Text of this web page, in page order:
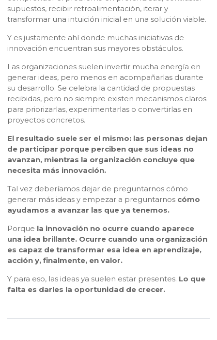
supuestos, recibir retroalimentación, iterar y
transformar una intuición inicial en una solución viable.
Y es justamente ahí donde muchas iniciativas de
innovación encuentran sus mayores obstáculos.
Las organizaciones suelen invertir mucha energía en
generar ideas, pero menos en acompañarlas durante
su desarrollo. Se celebra la cantidad de propuestas
recibidas, pero no siempre existen mecanismos claros
para priorizarlas, experimentarlas o convertirlas en
proyectos concretos.
El resultado suele ser el mismo: las personas dejan
de participar porque perciben que sus ideas no
avanzan, mientras la organización concluye que
necesita más innovación.
Tal vez deberíamos dejar de preguntarnos cómo
generar más ideas y empezar a preguntarnos cómo
ayudamos a avanzar las que ya tenemos.
Porque la innovación no ocurre cuando aparece
una idea brillante. Ocurre cuando una organización
es capaz de transformar esa idea en aprendizaje,
acción y, finalmente, en valor.
Y para eso, las ideas ya suelen estar presentes. Lo que
falta es darles la oportunidad de crecer.